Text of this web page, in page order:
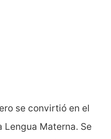
se convirtió en el
Lengua Materna. Se